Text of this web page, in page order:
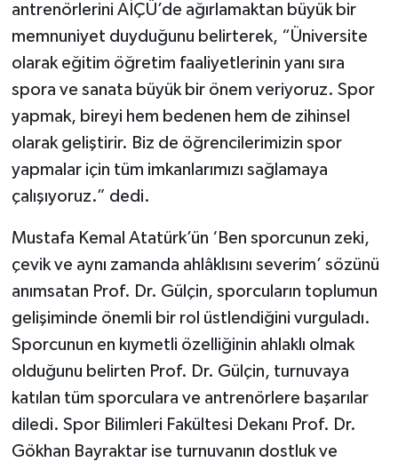
antrenörlerini AİÇÜ’de ağırlamaktan büyük bir
memnuniyet duyduğunu belirterek, “Üniversite
olarak eğitim öğretim faaliyetlerinin yanı sıra
spora ve sanata büyük bir önem veriyoruz. Spor
yapmak, bireyi hem bedenen hem de zihinsel
olarak geliştirir. Biz de öğrencilerimizin spor
yapmalar için tüm imkanlarımızı sağlamaya
çalışıyoruz.” dedi.
Mustafa Kemal Atatürk’ün ‘Ben sporcunun zeki,
çevik ve aynı zamanda ahlâklısını severim’ sözünü
anımsatan Prof. Dr. Gülçin, sporcuların toplumun
gelişiminde önemli bir rol üstlendiğini vurguladı.
Sporcunun en kıymetli özelliğinin ahlaklı olmak
olduğunu belirten Prof. Dr. Gülçin, turnuvaya
katılan tüm sporculara ve antrenörlere başarılar
diledi. Spor Bilimleri Fakültesi Dekanı Prof. Dr.
Gökhan Bayraktar ise turnuvanın dostluk ve